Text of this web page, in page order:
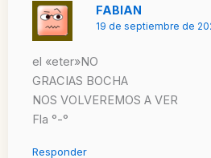
FABIAN
19 de septiembre de
el «eter»NO
GRACIAS BOCHA
NOS VOLVEREMOS A VER
Fla °-°
Responder